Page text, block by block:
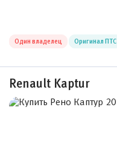
Один владелец Оригинал ПТС
Renault Kaptur